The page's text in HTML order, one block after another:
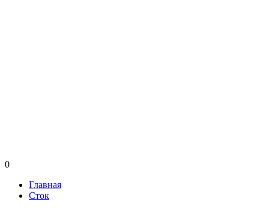
0
Главная
Сток